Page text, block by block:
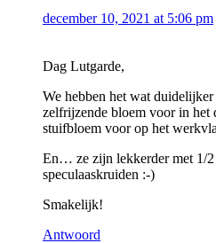
december 10, 2021 at 5:06 pm
Dag Lutgarde,
We hebben het wat
zelfrijzende bloem voor in het
stuifbloem voor op het
En… ze zijn lekkerder met 1/2
speculaaskruiden :-)
Smakelijk!
Antwoord